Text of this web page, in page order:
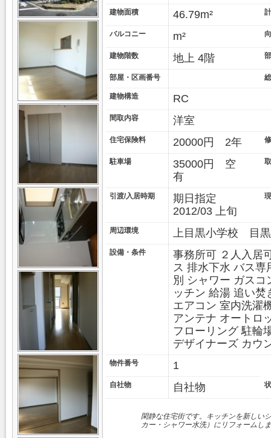
建物面積 46.79m²
バルコニー m²
建物階数 地上 4階
部屋・区画番号
建物構造 RC
間取内容 洋室
住宅保険料 20000円 2年
駐車場
35000円 空
有
引渡/入居時期
期日指定
2012/03 上旬
周辺環境 上目黒小学校 目
設備・条件
事務所可 ２人入居
ス 排水下水 バス専
別 シャワー ガス
ッチン 給湯 追い
エアコン 室内洗濯
アンテナ オートロ
フローリング 駐輪
デザイナーズ カウ
物件番号 1
自社物 自社物
閑静な住宅街です。キッチンを新しい
カー・シャワー水洗）にリフォームし